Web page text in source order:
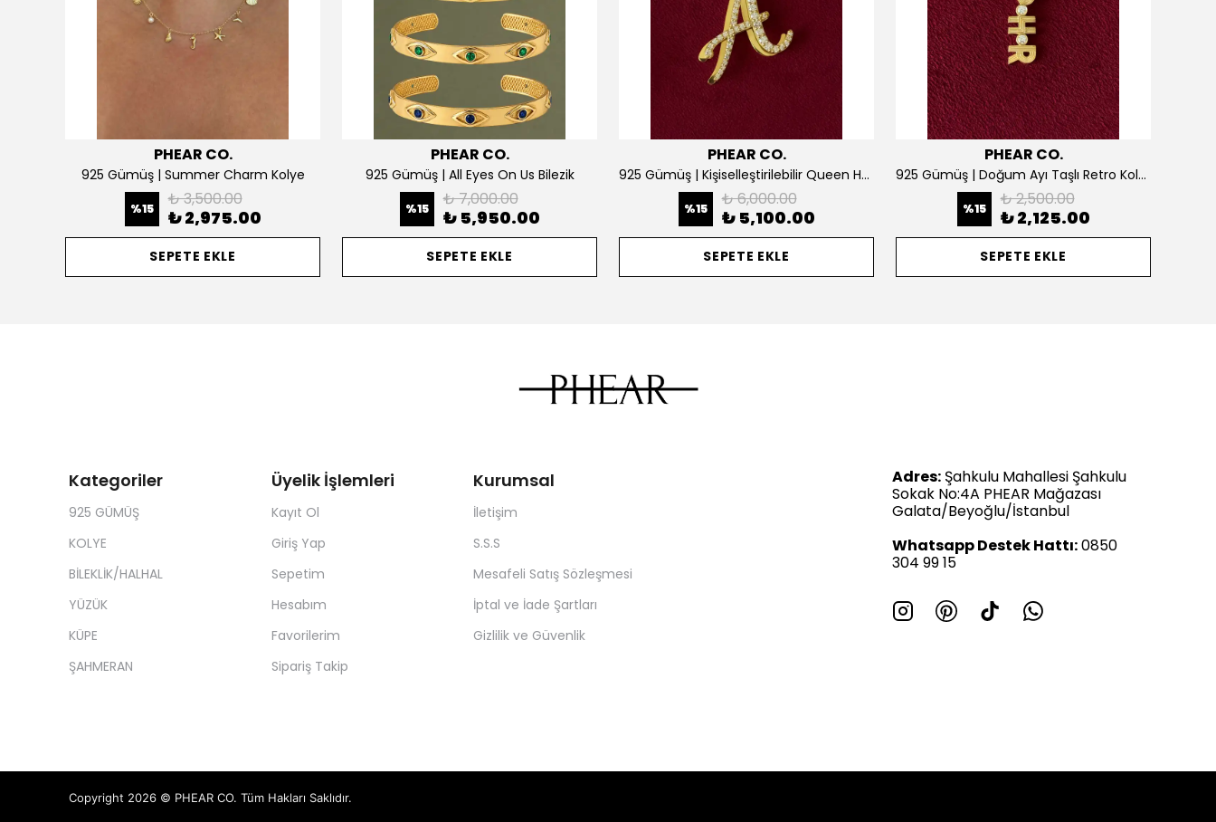
PHEAR CO.
925 Gümüş | Summer Charm Kolye
%15 ₺ 3,500.00
₺ 2,975.00
SEPETE EKLE
PHEAR CO.
925 Gümüş | All Eyes On Us Bilezik
%15 ₺ 7,000.00
₺ 5,950.00
SEPETE EKLE
PHEAR CO.
925 Gümüş | Kişiselleştirilebilir Queen Harf Kolye
%15 ₺ 6,000.00
₺ 5,100.00
SEPETE EKLE
PHEAR CO.
925 Gümüş | Doğum Ayı Taşlı Retro Kolye
%15 ₺ 2,500.00
₺ 2,125.00
SEPETE EKLE
Kategoriler
925 GÜMÜŞ
KOLYE
BİLEKLİK/HALHAL
YÜZÜK
KÜPE
ŞAHMERAN
Üyelik İşlemleri
Kayıt Ol
Giriş Yap
Sepetim
Hesabım
Favorilerim
Sipariş Takip
Kurumsal
İletişim
S.S.S
Mesafeli Satış Sözleşmesi
İptal ve İade Şartları
Gizlilik ve Güvenlik
Adres: Şahkulu Mahallesi Şahkulu
Sokak No:4A PHEAR Mağazası
Galata/Beyoğlu/İstanbul
Whatsapp Destek Hattı:0850
304 99 15
Copyright 2026 © PHEAR CO. Tüm Hakları Saklıdır.